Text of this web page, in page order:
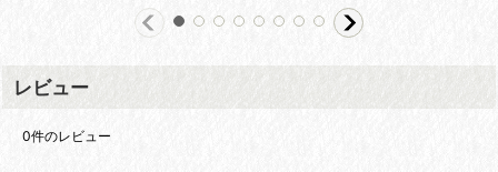
レビュー
0件のレビュー